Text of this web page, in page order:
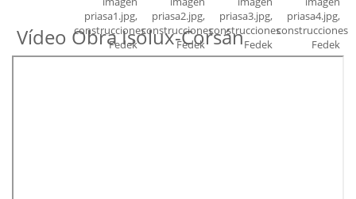
Vídeo Obra Isolux-Corsán